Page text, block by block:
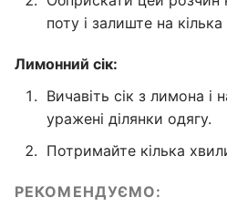
поту і залиште на
Лимонний сік:
Вичавіть сік з лимона і
уражені ділянки одягу.
Потримайте кілька
РЕКОМЕНДУЄМО: